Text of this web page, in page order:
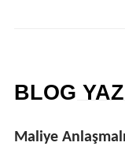
BLOG
Maliye